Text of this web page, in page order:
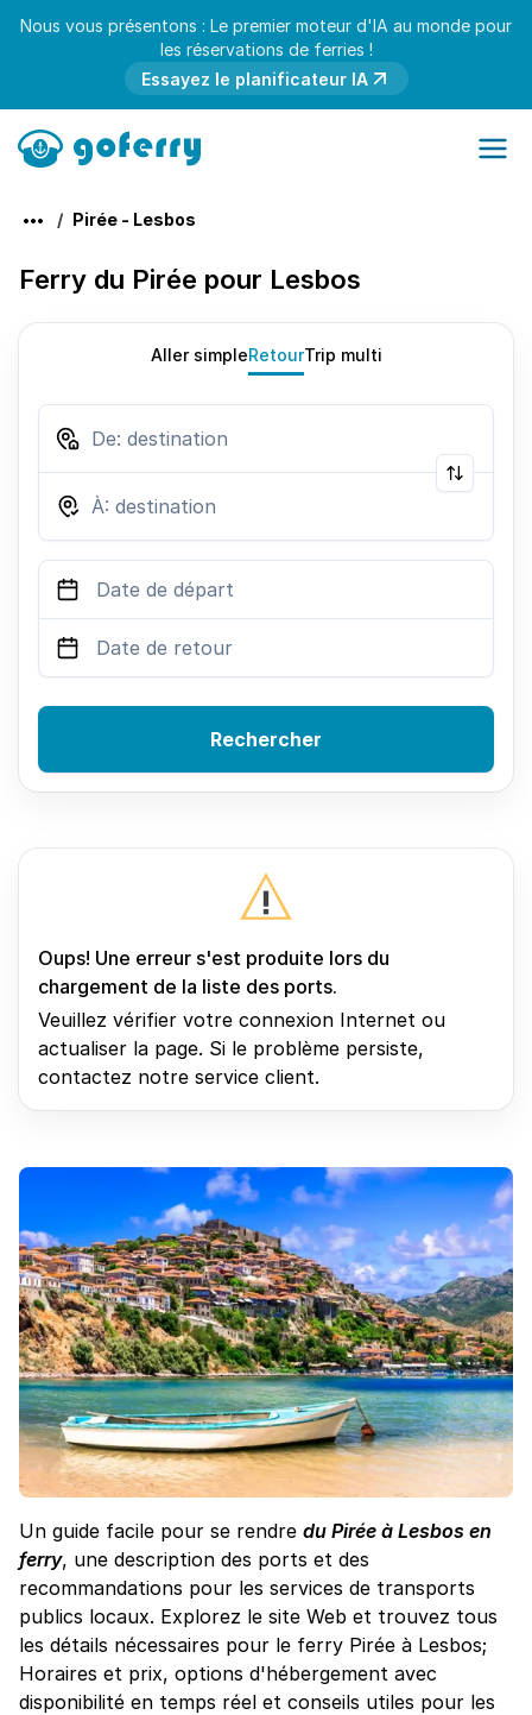
Nous vous présentons : Le premier moteur d'IA au monde pour
les réservations de ferries !
Essayez le planificateur IA
Pirée - Lesbos
Ferry du Pirée pour Lesbos
Un guide facile pour se rendre du Pirée à Lesbos en
ferry, une description des ports et des
recommandations pour les services de transports
publics locaux. Explorez le site Web et trouvez tous
les détails nécessaires pour le ferry Pirée à Lesbos;
Horaires et prix, options d'hébergement avec
disponibilité en temps réel et conseils utiles pour les
Aller simpleRetourTrip multi
Rechercher
Oups! Une erreur s'est produite lors du
chargement de la liste des ports.
Veuillez vérifier votre connexion Internet ou
actualiser la page. Si le problème persiste,
contactez notre service client.